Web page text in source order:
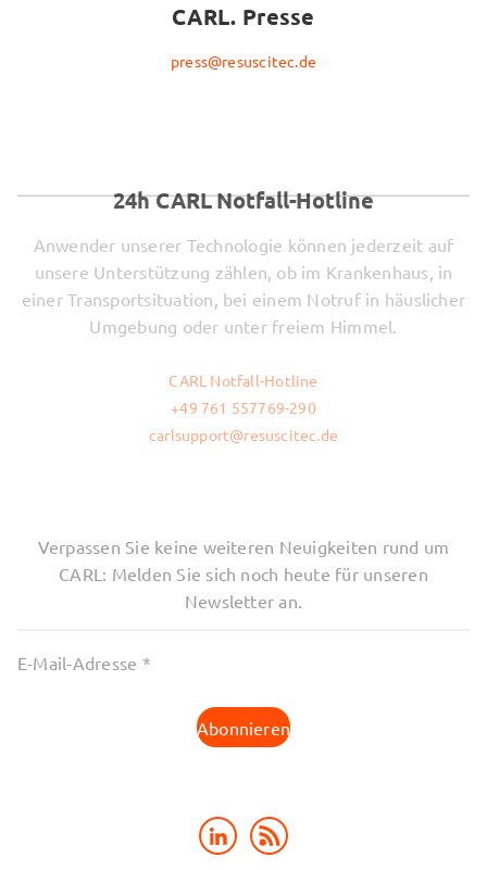
CARL. Presse
press@resuscitec.de
24h CARL Notfall-Hotline
Anwender unserer Technologie können jederzeit auf
unsere Unterstützung zählen, ob im Krankenhaus, in
einer Transportsituation, bei einem Notruf in häuslicher
Umgebung oder unter freiem Himmel.
CARL Notfall-Hotline
+49 761 557769-290
carlsupport@resuscitec.de
Verpassen Sie keine weiteren Neuigkeiten rund um
CARL: Melden Sie sich noch heute für unseren
Newsletter an.